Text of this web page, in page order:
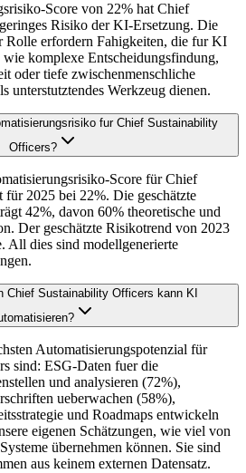
Score von 22% hat Chief
Risiko der KI-Ersetzung. Die
Rolle erfordern Fahigkeiten, die fur KI
komplexe Entscheidungsfindung,
oder tiefe zwischenmenschliche
unterstutztendes Werkzeug dienen.
fur Chief Sustainability
Officers?
Score für Chief
2025 bei 22%. Die geschätzte
42%, davon 60% theoretische und
Der geschätzte Risikotrend von 2023
All dies sind modellgenerierte
Chief Sustainability Officers kann KI
Automatisierungspotenzial für
sind: ESG-Daten fuer die
und analysieren (72%),
ueberwachen (58%),
und Roadmaps entwickeln
eigenen Schätzungen, wie viel von
übernehmen können. Sie sind
aus keinem externen Datensatz.